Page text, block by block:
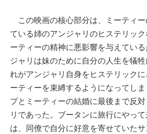
この映画の核心部分は、ミーティ
ている姉のアンジャリのヒステリッ
ーティーの精神に悪影響を与えてい
ジャリは妹のために自分の人生を犠
れがアンジャリ自身をヒステリックに
ーティーを束縛するようになってし
プとミーティーの結婚に最後まで反
リであった。ブータンに旅行にやっ
は、同僚で自分に好意を寄せていた